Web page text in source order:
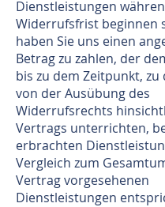
Dienstleistungen
Widerrufsfrist beginnen
haben Sie uns einen
Betrag zu zahlen, der
bis zu dem Zeitpunkt, zu
von der Ausübung des
Widerrufsrechts
Vertrags unterrichten,
erbrachten
Vergleich zum
Vertrag vorgesehenen
Dienstleistungen